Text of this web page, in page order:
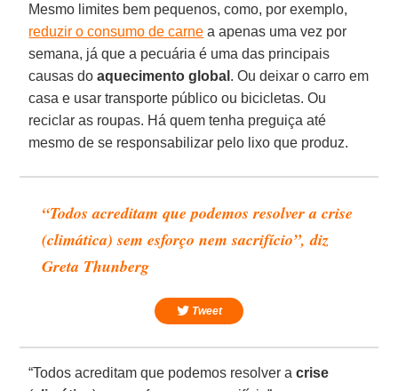
Mesmo limites bem pequenos, como, por exemplo,
reduzir o consumo de carne a apenas uma vez por
semana, já que a pecuária é uma das principais
causas doaquecimento global . Ou deixar o carro em
casa e usar transporte público ou bicicletas. Ou
reciclar as roupas. Há quem tenha preguiça até
mesmo de se responsabilizar pelo lixo que produz.
“Todos acreditam que podemos resolver a crise
(climática) sem esforço nem sacrifício”, diz
Greta Thunberg
Tweet
“Todos acreditam que podemos resolver acrise